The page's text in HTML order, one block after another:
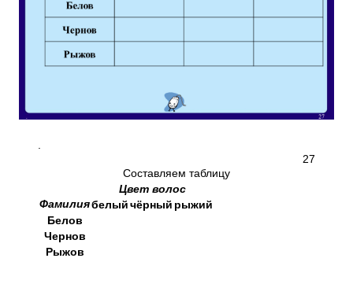
27
Составляем таблицу
Фамилия
Цвет волос
белый чёрный рыжий
Белов
Чернов
Рыжов